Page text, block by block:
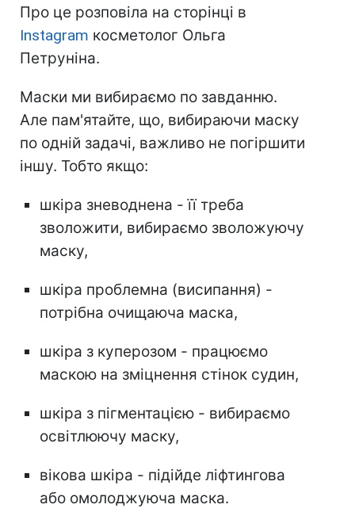
Про це розповіла на сторінці в
Instagram косметолог Ольга
Петруніна.
Маски ми вибираємо по завданню.
Але пам'ятайте, що, вибираючи маску
по одній задачі, важливо не погіршити
іншу. Тобто якщо:
шкіра зневоднена - її треба
зволожити, вибираємо зволожуючу
маску,
шкіра проблемна (висипання) -
потрібна очищаюча маска,
шкіра з куперозом - працюємо
маскою на зміцнення стінок судин,
шкіра з пігментацією - вибираємо
освітлюючу маску,
вікова шкіра - підійде ліфтингова
або омолоджуюча маска.